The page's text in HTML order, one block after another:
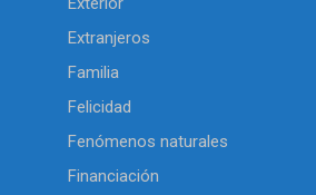
Extranjeros
Familia
Felicidad
Fenómenos naturales
Financiación